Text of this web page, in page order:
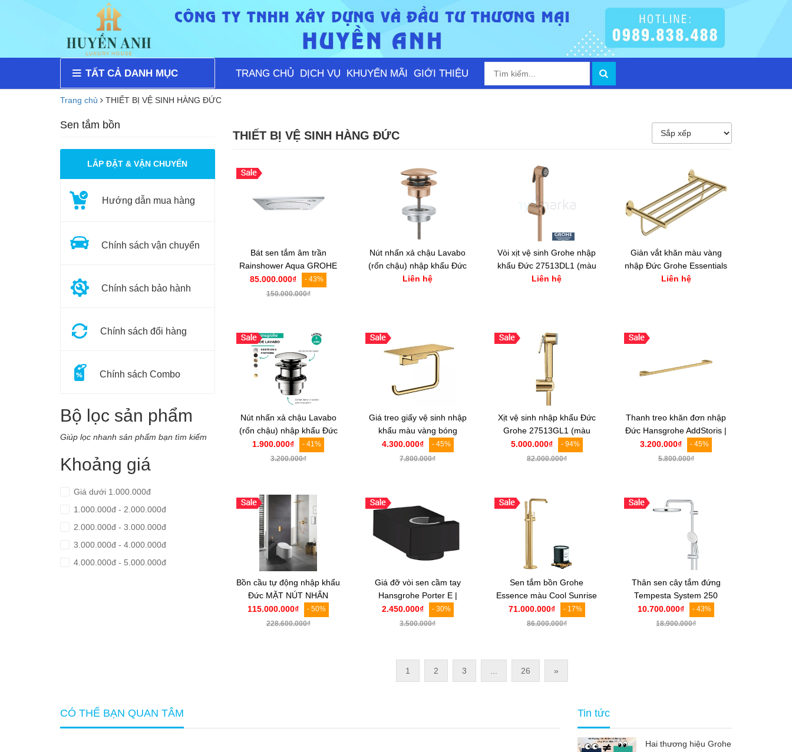
TẤT CẢ DANH MỤC TRANG CHỦ DỊCH VỤ KHUYẾN MÃI GIỚI THIỆU
Trang chủ THIẾT BỊ VỆ SINH HÀNG ĐỨC
Sen tắm bồn
LẮP ĐẶT & VẬN CHUYỂN
Hướng dẫn mua hàng
Chính sách vận chuyển
Chính sách bảo hành
Chính sách đổi hàng
Chính sách Combo
Bộ lọc sản phẩm
Giúp lọc nhanh sản phẩm bạn tìm kiếm
Khoảng giá
Giá dưới 1.000.000đ
1.000.000đ - 2.000.000đ
2.000.000đ - 3.000.000đ
3.000.000đ - 4.000.000đ
4.000.000đ - 5.000.000đ
THIẾT BỊ VỆ SINH HÀNG ĐỨC
Bát sen tắm âm trần
Rainshower Aqua GROHE
26888000
85.000.000₫
- 43%
150.000.000₫
Nút nhấn xả chậu Lavabo
(rốn chậu) nhập khẩu Đức
Grohe 65807DL0
Liên hệ
Vòi xịt vệ sinh Grohe nhập
khẩu Đức 27513DL1 (màu
vàng hồng chải xước)
Liên hệ
Giàn vắt khăn màu vàng
nhập Đức Grohe Essentials
40800GL1
Liên hệ
Nút nhấn xả chậu Lavabo
(rốn chậu) nhập khẩu Đức
Hansgrohe 97204000
1.900.000₫
- 41%
3.200.000₫
Giá treo giấy vệ sinh nhập
khẩu màu vàng bóng
Hansgrohe AddStoris toilet
roll 41772990
4.300.000₫
- 45%
7.800.000₫
Xịt vệ sinh nhập khẩu Đức
Grohe 27513GL1 (màu
vàng bóng)
5.000.000₫
- 94%
82.000.000₫
Thanh treo khăn đơn nhập
Đức Hansgrohe AddStoris |
41747990
3.200.000₫
- 45%
5.800.000₫
Bồn cầu tự động nhập khẩu
Đức MẶT NÚT NHẤN
VÀNG🟡 Grohe the New
Sensia Arena |
115.000.000₫
- 50%
228.600.000₫
Giá đỡ vòi sen cầm tay
Hansgrohe Porter E |
28387670
2.450.000₫
- 30%
3.500.000₫
Sen tắm bồn Grohe
Essence màu Cool Sunrise
mờ | 23491GN1+29086000
71.000.000₫
- 17%
86.000.000₫
Thân sen cây tắm đứng
Tempesta System 250
Grohe | 26675001
10.700.000₫
- 43%
18.900.000₫
1 2 3 26 »
CÓ THỂ BẠN QUAN TÂM Tin tức
Hai thương hiệu Grohe